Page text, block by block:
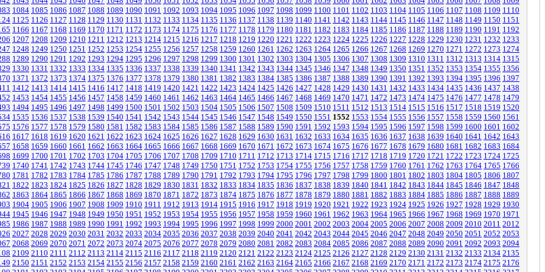
1084 1085 1086 1087 1088 1089 1090 1091 1092 1093 1094 1095 1096 1097 1098 1099 1100 1101 1102 1103 1104 1105 1106 1107 1108 1109 1110
1125 1126 1127 1128 1129 1130 1131 1132 1133 1134 1135 1136 1137 1138 1139 1140 1141 1142 1143 1144 1145 1146 1147 1148 1149 1150 1151
1166 1167 1168 1169 1170 1171 1172 1173 1174 1175 1176 1177 1178 1179 1180 1181 1182 1183 1184 1185 1186 1187 1188 1189 1190 1191 1192
1207 1208 1209 1210 1211 1212 1213 1214 1215 1216 1217 1218 1219 1220 1221 1222 1223 1224 1225 1226 1227 1228 1229 1230 1231 1232 1233
1248 1249 1250 1251 1252 1253 1254 1255 1256 1257 1258 1259 1260 1261 1262 1263 1264 1265 1266 1267 1268 1269 1270 1271 1272 1273 1274
1289 1290 1291 1292 1293 1294 1295 1296 1297 1298 1299 1300 1301 1302 1303 1304 1305 1306 1307 1308 1309 1310 1311 1312 1313 1314 1315
1330 1331 1332 1333 1334 1335 1336 1337 1338 1339 1340 1341 1342 1343 1344 1345 1346 1347 1348 1349 1350 1351 1352 1353 1354 1355 1356
1371 1372 1373 1374 1375 1376 1377 1378 1379 1380 1381 1382 1383 1384 1385 1386 1387 1388 1389 1390 1391 1392 1393 1394 1395 1396 1397
1412 1413 1414 1415 1416 1417 1418 1419 1420 1421 1422 1423 1424 1425 1426 1427 1428 1429 1430 1431 1432 1433 1434 1435 1436 1437 1438
1453 1454 1455 1456 1457 1458 1459 1460 1461 1462 1463 1464 1465 1466 1467 1468 1469 1470 1471 1472 1473 1474 1475 1476 1477 1478 1479
1494 1495 1496 1497 1498 1499 1500 1501 1502 1503 1504 1505 1506 1507 1508 1509 1510 1511 1512 1513 1514 1515 1516 1517 1518 1519 1520
1535 1536 1537 1538 1539 1540 1541 1542 1543 1544 1545 1546 1547 1548 1549 1550 1551 1552 1553 1554 1555 1556 1557 1558 1559 1560 1561
1576 1577 1578 1579 1580 1581 1582 1583 1584 1585 1586 1587 1588 1589 1590 1591 1592 1593 1594 1595 1596 1597 1598 1599 1600 1601 1602
1617 1618 1619 1620 1621 1622 1623 1624 1625 1626 1627 1628 1629 1630 1631 1632 1633 1634 1635 1636 1637 1638 1639 1640 1641 1642 1643
1658 1659 1660 1661 1662 1663 1664 1665 1666 1667 1668 1669 1670 1671 1672 1673 1674 1675 1676 1677 1678 1679 1680 1681 1682 1683 1684
1699 1700 1701 1702 1703 1704 1705 1706 1707 1708 1709 1710 1711 1712 1713 1714 1715 1716 1717 1718 1719 1720 1721 1722 1723 1724 1725
1740 1741 1742 1743 1744 1745 1746 1747 1748 1749 1750 1751 1752 1753 1754 1755 1756 1757 1758 1759 1760 1761 1762 1763 1764 1765 1766
1781 1782 1783 1784 1785 1786 1787 1788 1789 1790 1791 1792 1793 1794 1795 1796 1797 1798 1799 1800 1801 1802 1803 1804 1805 1806 1807
1822 1823 1824 1825 1826 1827 1828 1829 1830 1831 1832 1833 1834 1835 1836 1837 1838 1839 1840 1841 1842 1843 1844 1845 1846 1847 1848
1863 1864 1865 1866 1867 1868 1869 1870 1871 1872 1873 1874 1875 1876 1877 1878 1879 1880 1881 1882 1883 1884 1885 1886 1887 1888 1889
1904 1905 1906 1907 1908 1909 1910 1911 1912 1913 1914 1915 1916 1917 1918 1919 1920 1921 1922 1923 1924 1925 1926 1927 1928 1929 1930
1945 1946 1947 1948 1949 1950 1951 1952 1953 1954 1955 1956 1957 1958 1959 1960 1961 1962 1963 1964 1965 1966 1967 1968 1969 1970 1971
1986 1987 1988 1989 1990 1991 1992 1993 1994 1995 1996 1997 1998 1999 2000 2001 2002 2003 2004 2005 2006 2007 2008 2009 2010 2011 2012
2027 2028 2029 2030 2031 2032 2033 2034 2035 2036 2037 2038 2039 2040 2041 2042 2043 2044 2045 2046 2047 2048 2049 2050 2051 2052 2053
2068 2069 2070 2071 2072 2073 2074 2075 2076 2077 2078 2079 2080 2081 2082 2083 2084 2085 2086 2087 2088 2089 2090 2091 2092 2093 2094
2109 2110 2111 2112 2113 2114 2115 2116 2117 2118 2119 2120 2121 2122 2123 2124 2125 2126 2127 2128 2129 2130 2131 2132 2133 2134 2135
2150 2151 2152 2153 2154 2155 2156 2157 2158 2159 2160 2161 2162 2163 2164 2165 2166 2167 2168 2169 2170 2171 2172 2173 2174 2175 2176